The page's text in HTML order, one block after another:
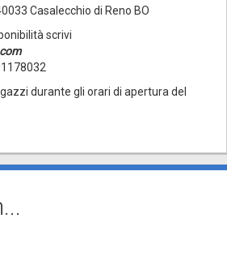
Casalecchio di Reno BO
scrivi
durante gli orari di apertura del